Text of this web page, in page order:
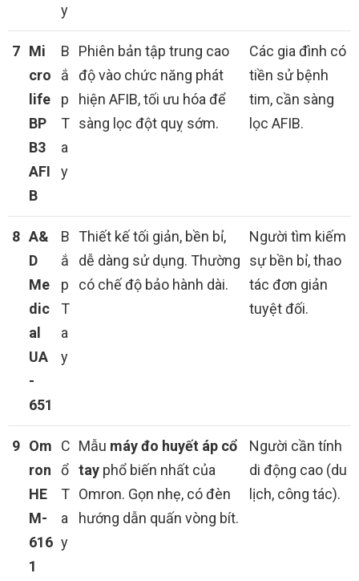
y
7 Mi
cro
life
BP
B3
AFI
B
B
ắ
p
T
a
y
Phiên bản tập trung cao
độ vào chức năng phát
hiện AFIB, tối ưu hóa để
sàng lọc đột quỵ sớm.
Các gia đình có
tiền sử bệnh
tim, cần sàng
lọc AFIB.
8 A&
D
Me
dic
al
UA
-
651
B
ắ
p
T
a
y
Thiết kế tối giản, bền bỉ,
dễ dàng sử dụng. Thường
có chế độ bảo hành dài.
Người tìm kiếm
sự bền bỉ, thao
tác đơn giản
tuyệt đối.
9 Om
ron
HE
M-
616
1
C
ổ
T
a
y
Mẫu máy đo huyết áp cổ
tay phổ biến nhất của
Omron. Gọn nhẹ, có đèn
hướng dẫn quấn vòng bít.
Người cần tính
di động cao (du
lịch, công tác).